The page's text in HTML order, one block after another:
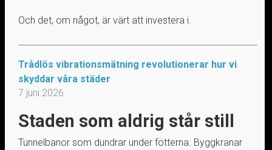
Och det, om något, är värt att investera i.
Trådlös vibrationsmätning revolutionerar hur vi
skyddar våra städer
7 juni 2026
Staden som aldrig står still
Tunnelbanor som dundrar under fötterna. Byggkranar